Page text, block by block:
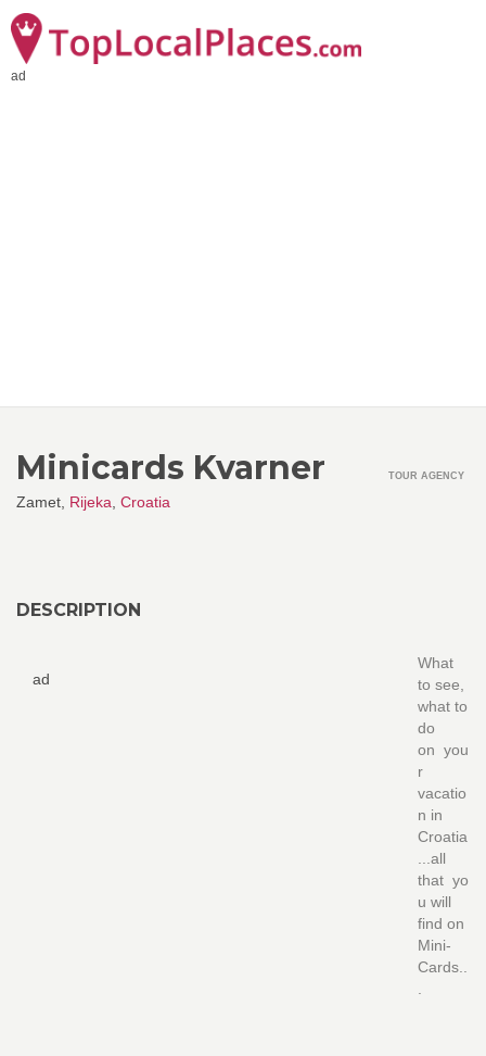
ad
Minicards Kvarner
Zamet, Rijeka Croatia
TOUR AGENCY
DESCRIPTION
ad
What
to see,
what to
do
on you
r
vacatio
n in
Croatia
...all
that yo
u will
find on
Mini-
Cards..